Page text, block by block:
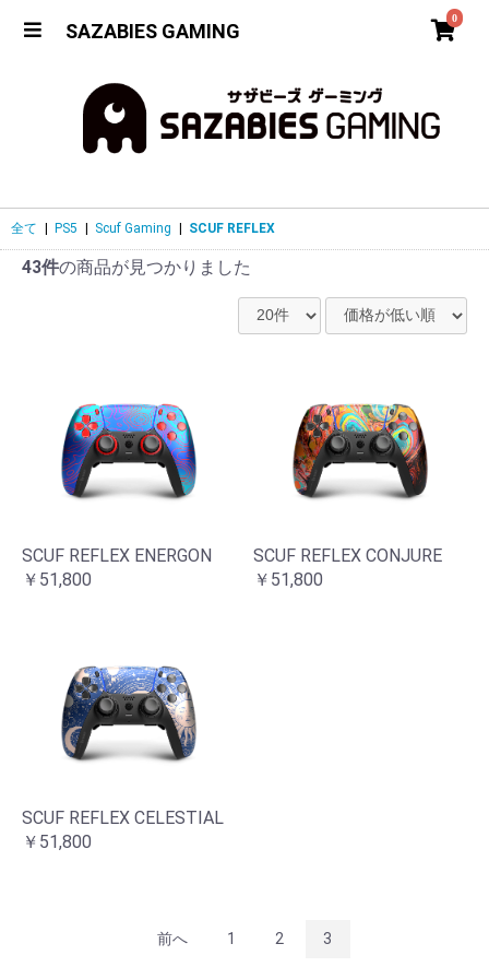
SAZABIES GAMING
0
全て PS5 Scuf Gaming SCUF REFLEX
43件の商品が見つかりました
SCUF REFLEX ENERGON
￥51,800
SCUF REFLEX CONJURE
￥51,800
SCUF REFLEX CELESTIAL
￥51,800
お買い物を続ける
前へ 1 2 3